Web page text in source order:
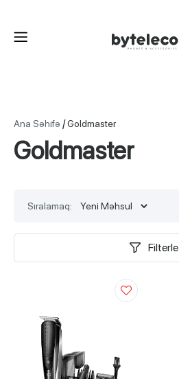
Ana Səhifə /Goldmaster
Goldmaster
Sıralamaq:
Filterle